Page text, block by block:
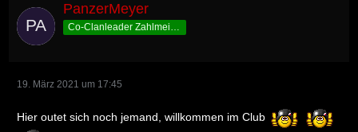
PanzerMeyer
19. März 2021 um 17:45
Hier outet sich noch jemand, willkommen im Club